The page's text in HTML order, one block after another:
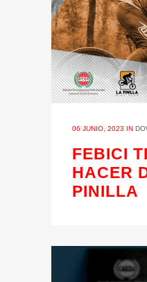
06 JUNIO, 2023 IN
FEBICI
HACER
PINILLA